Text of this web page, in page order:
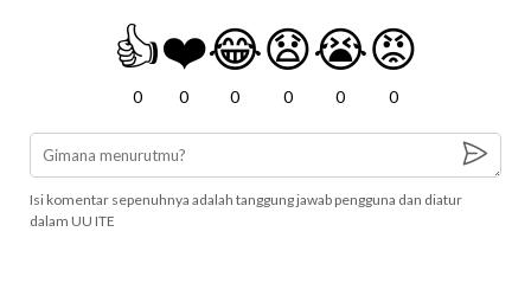
👍
0
❤️
0
😂
0
😧
0
😭
0
😡
0
Isi komentar sepenuhnya adalah tanggung jawab pengguna dan diatur
dalam UU ITE